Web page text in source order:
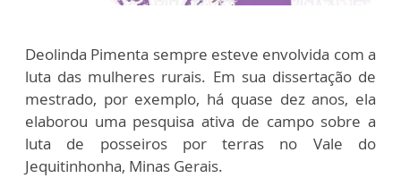
Deolinda Pimenta sempre esteve envolvida com a
luta das mulheres rurais. Em sua dissertação de
mestrado, por exemplo, há quase dez anos, ela
elaborou uma pesquisa ativa de campo sobre a
luta de posseiros por terras no Vale do
Jequitinhonha, Minas Gerais.